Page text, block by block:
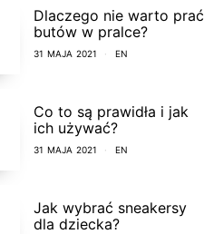
Dlaczego nie warto prać
butów w pralce?
31 MAJA 2021 EN
Co to są prawidła i jak
ich używać?
31 MAJA 2021 EN
Jak wybrać sneakersy
dla dziecka?